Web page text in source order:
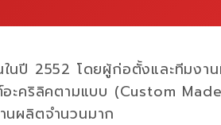
นปี 2552 โดยผู้ก่อตั้งและทีมงา
ริลิคตามแบบ (Custom
นผลิตจำนวนมาก